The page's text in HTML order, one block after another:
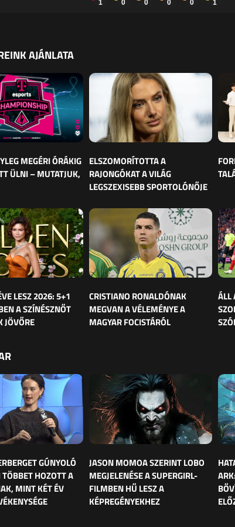
1 0 0 0 0 1
AJÁNLATA
MEGÉRI ÓRÁKIG
ÜLNI – MUTATJUK,
ELSZOMORÍTOTTA A
RAJONGÓKAT A VILÁG
LEGSZEXISEBB SPORTOLÓNŐJE
LESZ 2026: 5+1
A SZÍNÉSZNŐT
JÖVŐRE
CRISTIANO RONALDÓNAK
MEGVAN A VÉLEMÉNYE A
MAGYAR FOCISTÁRÓL
ÁLL
GÚNYOLÓ
HOZOTT A
MINT KÉT ÉV
JASON MOMOA SZERINT LOBO
MEGJELENÉSE A SUPERGIRL-
FILMBEN HŰ LESZ A
KÉPREGÉNYEKHEZ